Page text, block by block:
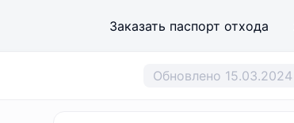
Заказать паспорт отхода
Обновлено 15.03.2024